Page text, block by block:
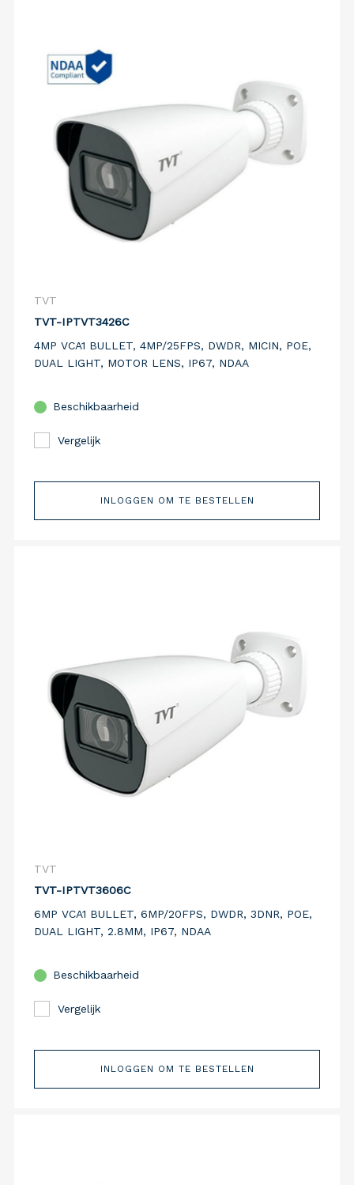
TVT
TVT-IPTVT3426C
4MP VCA1 BULLET, 4MP/25FPS, DWDR, MICIN, POE,
DUAL LIGHT, MOTOR LENS, IP67, NDAA
Beschikbaarheid
Vergelijk
INLOGGEN OM TE BESTELLEN
TVT
TVT-IPTVT3606C
6MP VCA1 BULLET, 6MP/20FPS, DWDR, 3DNR, POE,
DUAL LIGHT, 2.8MM, IP67, NDAA
Beschikbaarheid
Vergelijk
INLOGGEN OM TE BESTELLEN